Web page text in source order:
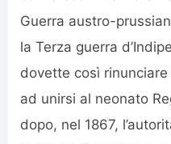
Guerra austro-
la Terza guerra
dovette così
ad unirsi al neonato
dopo, nel 1867,